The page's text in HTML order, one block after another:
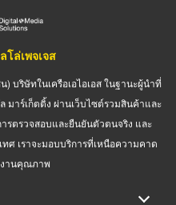
โล่เพจเจส
บริษัทในเครือเอไอเอส ในฐานะผู้นำที่
าร์เก็ตติ้ง ผ่านเว็บไซต์รวมสินค้าและ
รตรวจสอบและยืนยันตัวตนจริง และ
ศ เราจะมอบบริการที่เหนือความคาด
านคุณภาพ